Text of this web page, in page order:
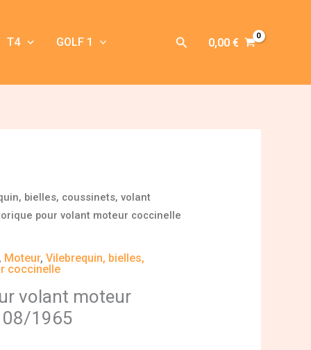
T4 GOLF 1 Rechercher
0,00 €
bielles, coussinets, volant
pour volant moteur coccinelle
Moteur,Vilebrequin, bielles,
coccinelle
volant moteur
08/1965